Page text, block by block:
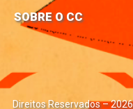
SOBRE O CC
Direitos Reservados –